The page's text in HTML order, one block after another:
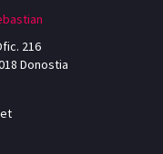
216
Donostia